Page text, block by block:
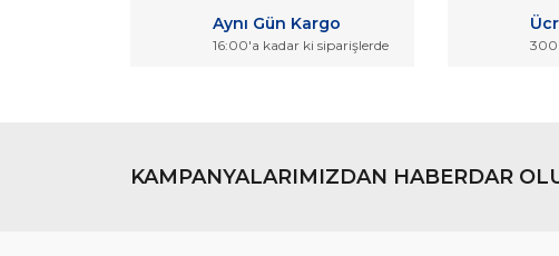
Ürün açıklamasında eksik bilgiler bulunuyor.
Aynı Gün Kargo
16:00'a kadar ki siparişlerde 300
KAMPANYALARIMIZDAN HABERDAR